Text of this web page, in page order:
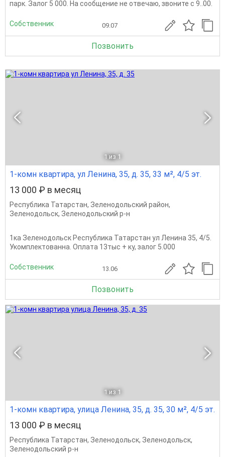
парк. Залог 5 000. На сообщение не отвечаю, звоните с 9..00.
Собственник 09.07
Позвонить
1 из 1
1-комн квартира, ул Ленина, 35, д. 35, 33 м², 4/5 эт.
13 000 ₽ в месяц
Республика Татарстан, Зеленодольский район,
Зеленодольск, Зеленодольский р-н
1ка Зеленодольск Республика Татарстан ул Ленина 35, 4/5.
Укомплектованна. Оплата 13тыс + ку, залог 5.000
Собственник 13.06
Позвонить
1 из 1
1-комн квартира, улица Ленина, 35, д. 35, 30 м², 4/5 эт.
13 000 ₽ в месяц
Республика Татарстан, Зеленодольск, Зеленодольск,
Зеленодольский р-н